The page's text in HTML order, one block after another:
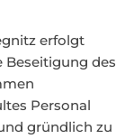
erfolgt
Beseitigung des
Personal
gründlich zu